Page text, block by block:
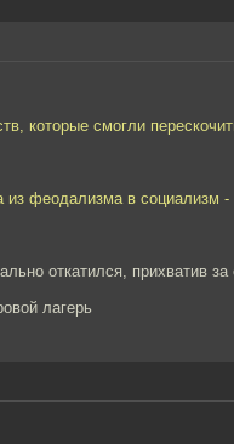
которые смогли
из феодализма в социализм
откатился, прихватив за
лагерь